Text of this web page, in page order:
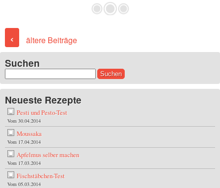
‹ ältere Beiträge
Suchen
nach:
Neueste Rezepte
Pesti und Pesto-Test
Vom 30.04.2014
Moussaka
Vom 17.04.2014
Apfelmus selber machen
Vom 17.03.2014
Fischstäbchen-Test
Vom 05.03.2014